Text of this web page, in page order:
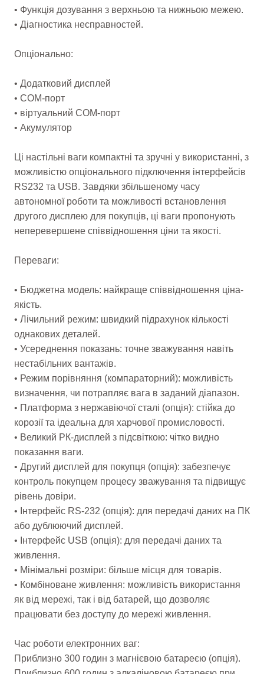
• Функція дозування з верхньою та нижньою межею.
• Діагностика несправностей.
Опціонально:
• Додатковий дисплей
• COM-порт
• віртуальний COM-порт
• Акумулятор
Ці настільні ваги компактні та зручні у використанні, з
можливістю опціонального підключення інтерфейсів
RS232 та USB. Завдяки збільшеному часу
автономної роботи та можливості встановлення
другого дисплею для покупців, ці ваги пропонують
неперевершене співвідношення ціни та якості.
Переваги:
• Бюджетна модель: найкраще співвідношення ціна-
якість.
• Лічильний режим: швидкий підрахунок кількості
однакових деталей.
• Усереднення показань: точне зважування навіть
нестабільних вантажів.
• Режим порівняння (компараторний): можливість
визначення, чи потрапляє вага в заданий діапазон.
• Платформа з нержавіючої сталі (опція): стійка до
корозії та ідеальна для харчової промисловості.
• Великий РК-дисплей з підсвіткою: чітко видно
показання ваги.
• Другий дисплей для покупця (опція): забезпечує
контроль покупцем процесу зважування та підвищує
рівень довіри.
• Інтерфейс RS-232 (опція): для передачі даних на ПК
або дублюючий дисплей.
• Інтерфейс USB (опція): для передачі даних та
живлення.
• Мінімальні розміри: більше місця для товарів.
• Комбіноване живлення: можливість використання
як від мережі, так і від батарей, що дозволяє
працювати без доступу до мережі живлення.
Час роботи електронних ваг:
Приблизно 300 годин з магнієвою батареєю (опція).